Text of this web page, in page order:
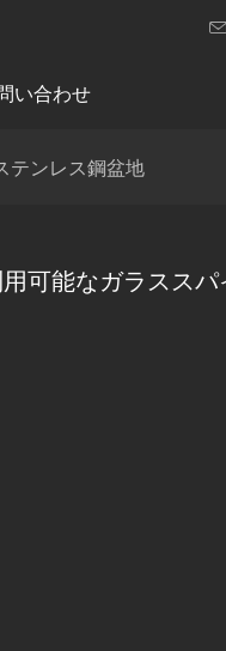
い合わせ
テンレス鋼盆地
可能なガラスス